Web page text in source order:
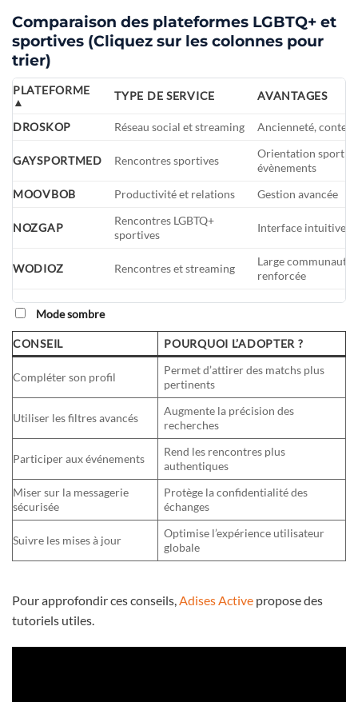
Comparaison des plateformes LGBTQ+ et
sportives (Cliquez sur les colonnes pour
trier)
PLATEFORME TYPE DE SERVICE AVANTAGES
DROSKOP Réseau social et streaming Ancienneté,
GAYSPORTMED Rencontres sportives
Orientation
évènements
MOOVBOB
Productivité et relations Gestion avancée
NOZGAP
Rencontres LGBTQ+
sportives
Interface intuitive
WODIOZ Rencontres et streaming
Large
renforcée
Mode sombre
CONSEIL POURQUOI L’ADOPTER ?
Compléter son profil
Permet d’attirer des matchs plus
pertinents
Utiliser les filtres avancés
Augmente la précision des
recherches
Participer aux événements
Rend les rencontres plus
authentiques
Miser sur la messagerie
sécurisée
Protège la confidentialité des
échanges
Suivre les mises à jour
Optimise l’expérience utilisateur
globale
Pour approfondir ces conseils,Adises Active propose des
tutoriels utiles.